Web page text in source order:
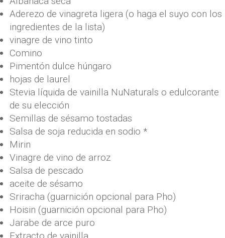
Aderezo de vinagreta ligera (o haga el suyo con los
ingredientes de la lista)
vinagre de vino tinto
Comino
Pimentón dulce húngaro
hojas de laurel
Stevia líquida de vainilla NuNaturals o edulcorante
de su elección
Semillas de sésamo tostadas
Salsa de soja reducida en sodio *
Mirin
Vinagre de vino de arroz
Salsa de pescado
aceite de sésamo
Sriracha (guarnición opcional para Pho)
Hoisin (guarnición opcional para Pho)
Jarabe de arce puro